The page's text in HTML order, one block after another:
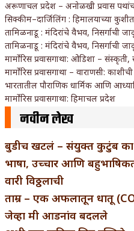
अरूणाचल प्रदेश – अनोळखी प्रवास
सिक्कीम–दार्जिलिंग : हिमालयाच्या
तामिळनाडू : मंदिरांचे वैभव, निसर्गाची
तामिळनाडू : मंदिरांचे वैभव, निसर्गाची
मार्मोरिस प्रवासगाथा: ओडिशा –
मार्मोरिस प्रवासगाथा – वाराणसी:
भारतातील पौराणिक धार्मिक आणि
मार्मोरिस प्रवासगाथा: हिमाचल प्रदेश
नवीन लेख
बुडीच खटलं – संयुक्त कुटुंब
भाषा, उच्चार आणि
वारी विठ्ठलाची
ताम्र – एक अफलातून धातू
जेव्हा मी आडनांव बदलले